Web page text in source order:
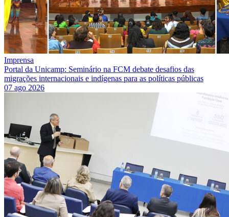
Imprensa
Portal da Unicamp: Seminário na FCM debate desafios das
migrações internacionais e indígenas para as políticas públicas
07 ago 2026